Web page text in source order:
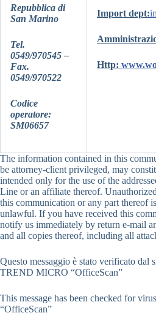
Repubblica di
San Marino
Tel.
0549/970545 –
Fax.
0549/970522
Codice
operatore:
SM06657
Import dept:
Http:
The information contained in this
be attorney-client privileged, may
intended only for the use of the
Line or an affiliate thereof.
this communication or any part thereof
unlawful. If you have received this
notify us immediately by return e-mail
and all copies thereof, including all
Questo messaggio è stato verificato dal
TREND MICRO “OfficeScan”
This message has been checked for
“OfficeScan”